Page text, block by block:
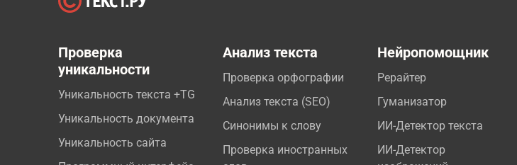
Проверка
уникальности
Уникальность текста +TG
Уникальность документа
Уникальность сайта
Анализ текста
Проверка орфографии
Анализ текста (SEO)
Синонимы к слову
Проверка иностранных
Нейропомощник
Рерайтер
Гуманизатор
ИИ-Детектор текста
ИИ-Детектор